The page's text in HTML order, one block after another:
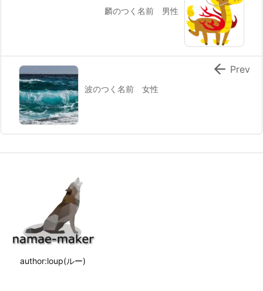
麟のつく名前 男性
波のつく名前 女性
 Prev
author:loup(ルー)